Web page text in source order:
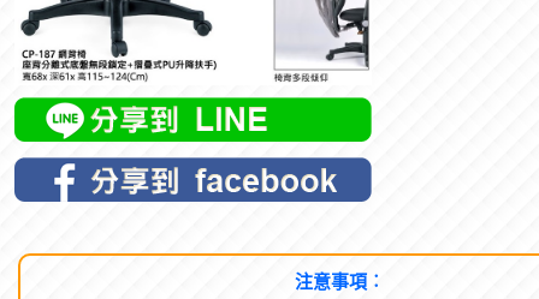
注意事項︰